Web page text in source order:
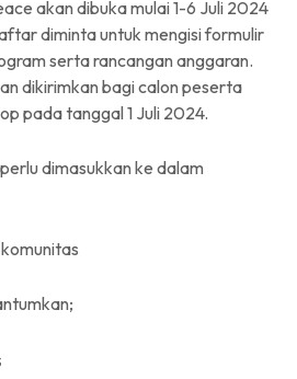
akan dibuka mulai 1-6 Juli 2024
diminta untuk mengisi formulir
serta rancangan anggaran.
dikirimkan bagi calon peserta
pada tanggal 1 Juli 2024.
dimasukkan ke dalam